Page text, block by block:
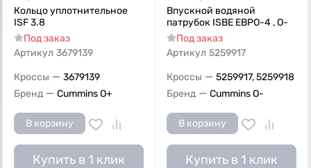
Кольцо уплотнительное
ISF 3.8
Под заказ
Артикул 3679139
Кроссы — 3679139
Бренд — Cummins O+
В корзину
Купить в 1 клик
Впускной водяной
патрубок ISBE ЕВРО-4 , O-
Под заказ
Артикул 5259917
Кроссы — 5259917, 5259918
Бренд — Cummins O-
В корзину
Купить в 1 клик